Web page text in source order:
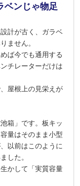
ベンじゃ物足
計が古く、ガラベ
ません。
ば今でも通用する
チレーターだけは
屋根上の見栄えが
箱」です。板キッ
量はそのまま小型
以前はこのように
した。
かして「実質容量